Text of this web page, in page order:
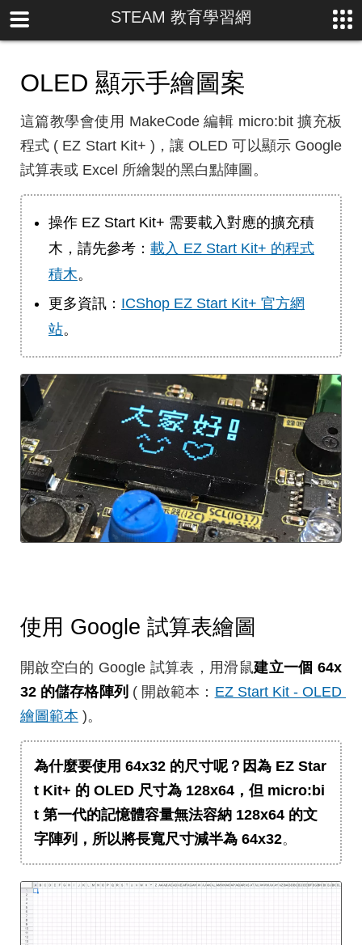
STEAM 教育學習網
OLED 顯示手繪圖案
這篇教學會使用 MakeCode 編輯 micro:bit 擴充板
程式 ( EZ Start Kit+ )，讓 OLED 可以顯示 Google
試算表或 Excel 所繪製的黑白點陣圖。
操作 EZ Start Kit+ 需要載入對應的擴充積
木，請先參考： 載入 EZ Start Kit+ 的程式
積木。
更多資訊： ICShop EZ Start Kit+ 官方網
站。
使用 Google 試算表繪圖
開啟空白的 Google 試算表，用滑鼠建立一個 64x
32 的儲存格陣列 ( 開啟範本： EZ Start Kit - OLED
繪圖範本 )。
為什麼要使用 64x32 的尺寸呢？因為 EZ Star
t Kit+ 的 OLED 尺寸為 128x64，但 micro:bi
t 第一代的記憶體容量無法容納 128x64 的文
字陣列，所以將長寬尺寸減半為 64x32。